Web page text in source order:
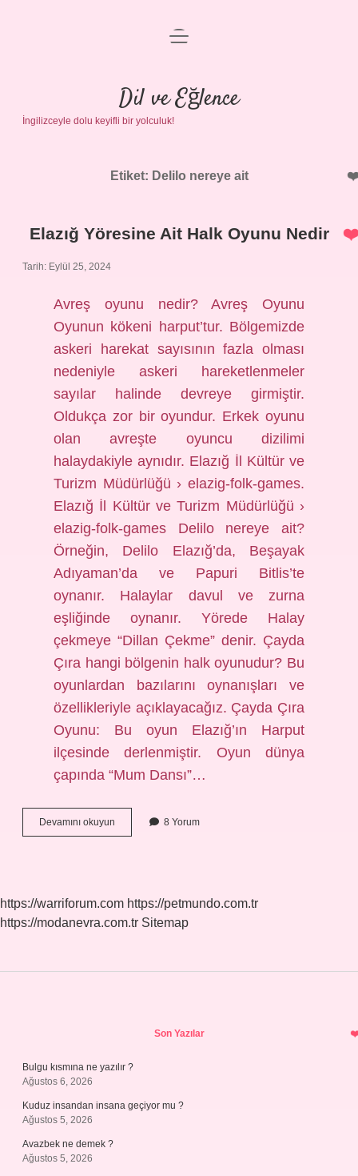
Anasayfa
Gizlilik Politikası
Yasal Uyarı
menüyü
Dil ve Eğlence
İngilizceyle dolu keyifli bir yolculuk!
Etiket: Delilo nereye ait
Elazığ Yöresine Ait Halk Oyunu Nedir
Tarih: Eylül 25, 2024
Avreş oyunu nedir? Avreş Oyunu
Oyunun kökeni harput’tur. Bölgemizde
askeri harekat sayısının fazla olması
nedeniyle askeri hareketlenmeler
sayılar halinde devreye girmiştir.
Oldukça zor bir oyundur. Erkek oyunu
olan avreşte oyuncu dizilimi
halaydakiyle aynıdır. Elazığ İl Kültür ve
Turizm Müdürlüğü › elazig-folk-games.
Elazığ İl Kültür ve Turizm Müdürlüğü ›
elazig-folk-games Delilo nereye ait?
Örneğin, Delilo Elazığ’da, Beşayak
Adıyaman’da ve Papuri Bitlis’te
oynanır. Halaylar davul ve zurna
eşliğinde oynanır. Yörede Halay
çekmeye “Dillan Çekme” denir. Çayda
Çıra hangi bölgenin halk oyunudur? Bu
oyunlardan bazılarını oynanışları ve
özellikleriyle açıklayacağız. Çayda Çıra
Oyunu: Bu oyun Elazığ’ın Harput
ilçesinde derlenmiştir. Oyun dünya
çapında “Mum Dansı”…
Devamını okuyun
Yöresine
8 Yorum
https://warriforum.com https://petmundo.com.tr
https://modanevra.com.tr Sitemap
Son Yazılar
Bulgu kısmına ne yazılır ?
Ağustos 6, 2026
Kuduz insandan insana geçiyor mu ?
Ağustos 5, 2026
Avazbek ne demek ?
Ağustos 5, 2026